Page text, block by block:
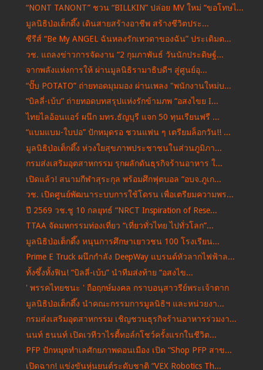
“NONT TANONT” ชวน “BILLKIN” ปล่อย MV ใหม่ “ขอโทษไ...
มูลนิธิป่อเต็กตึ๊ง เดินสายสร้างอาชีพ สร้างชีวิตประ...
ซีรีส์ “Be My ANGEL ฉันหลงรักเทวดาของฉัน” ประเดิมต...
วช. แถลงข่าวการจัดงาน “2 กุมภาพันธ์ วันนักประดิษฐ์...
จากพลังแห่งการให้ ผ่านมูลนิธิรามาธิบดีฯ สู่ศูนย์อุ...
“ปั๊บ POTATO” ถ่ายทอดมุมมอง ผ่านเพลง "พนักงานใหม่บ...
“บิลลี่-เบ้บ” ถ่ายทอดบทสรุปแห่งรักข้ามภพ “อสงไขย I...
ไทยไลอ้อนแอร์ ผนึก มทร.ธัญบุรี แจก 50 ทุนเรียนฟรี ...
“แบมแบม-ใบปอ” ปักหมุดรอ ชวนแฟน ๆ เตรียมล็อกวัน!! ...
มูลนิธิป่อเต็กตึ๊ง ห่วงใยสุขภาพประชาชนในส่วนภูมิภา...
กรมส่งเสริมอุตสาหกรรม รุกผลักดันธุรกิจร้านอาหาร ใ...
เปิดแล้ว! สนามกีฬาสุระกุล พร้อมศึกฟุตบอล “อบจ.ภูเก...
วช. เปิดศูนย์พัฒนาระบบการใช้โดรน เพื่อเตรียมความพร...
ปี 2569 วช.ชู 10 กลยุทธ์ “NRCT Inspiration of Rese...
TTAA จัดมหกรรมท่องเที่ยว “เที่ยวทั่วไทย ไปทั่วโลก”...
มูลนิธิป่อเต็กตึ๊ง หนุนการศึกษาเยาวชน 100 โรงเรียน...
Prime E Truck ผนึกกำลัง DeepWay แบรนด์หัวลากไฟฟ้าล...
ทั้งซึ้งทั้งฟิน! “บิลลี่-เบ้บ” นำทีมส่งท้าย “อสงไข...
' พรรคไทยชนะ ' ถือฤกษ์มงคล กราบอนุสาวรีย์พระเจ้าตาก
มูลนิธิป่อเต็กตึ๊ง นำคณะกรรมการมูลนิธิฯ และหน่วยงา...
กรมส่งเสริมอุตสาหกรรม เชิญชวนธุรกิจร้านอาหารร่วมงา...
นนท์ ธนนท์ เปิดเวทีวาไรตี้ทอล์กโชว์ครั้งแรกในชีวิต...
PFP ปักหมุดทำเลศักยภาพดอนเมือง เปิด “Shop PFP สาข...
เปิดฉาก! แข่งขันหุ่นยนต์ระดับชาติ “VEX Robotics Th...